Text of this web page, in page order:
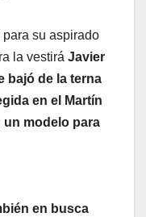
su aspirado
la vestirá Javier
bajó de la terna
en el Martín
un modelo para
en busca